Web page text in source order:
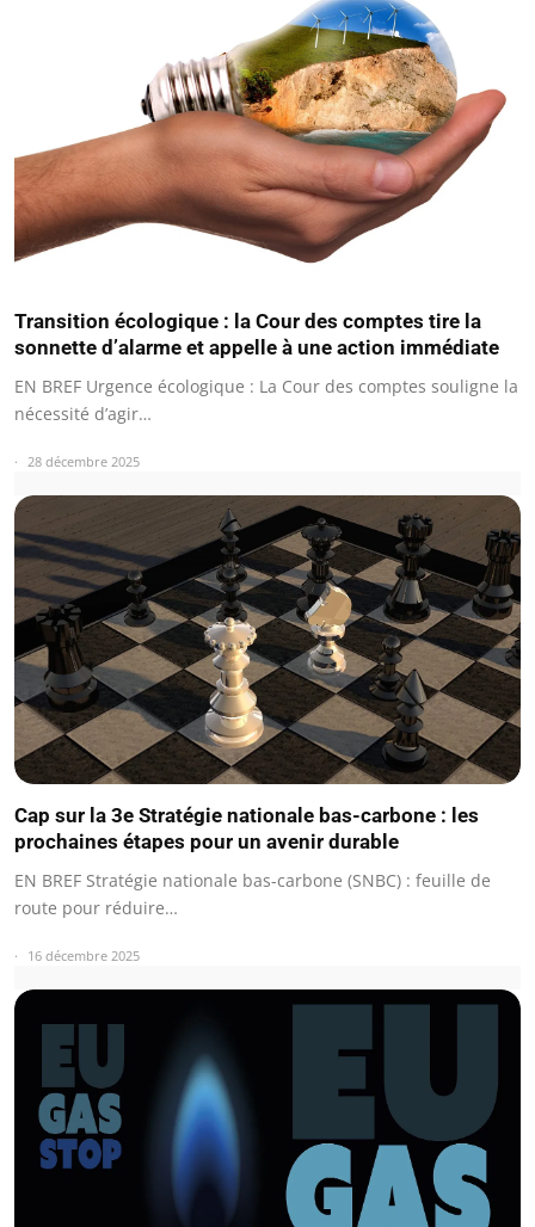
Transition écologique : la Cour des comptes tire la
sonnette d’alarme et appelle à une action immédiate
EN BREF Urgence écologique : La Cour des comptes souligne la
nécessité d’agir…
28 décembre 2025
Cap sur la 3e Stratégie nationale bas-carbone : les
prochaines étapes pour un avenir durable
EN BREF Stratégie nationale bas-carbone (SNBC) : feuille de
route pour réduire…
16 décembre 2025